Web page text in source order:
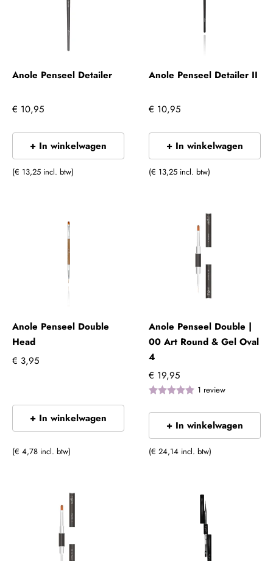
Anole Penseel Detailer
€ 10,95
+ In winkelwagen
(€ 13,25 incl. btw)
Anole Penseel Detailer II
€ 10,95
+ In winkelwagen
(€ 13,25 incl. btw)
Anole Penseel Double
Head
€ 3,95
+ In winkelwagen
(€ 4,78 incl. btw)
Anole Penseel Double |
00 Art Round & Gel Oval
4
€ 19,95
1 review
+ In winkelwagen
(€ 24,14 incl. btw)